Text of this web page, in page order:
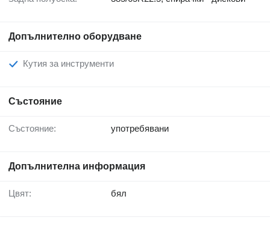
Допълнително оборудване
Кутия за инструменти
Състояние
Състояние: употребявани
Допълнителна информация
Цвят: бял